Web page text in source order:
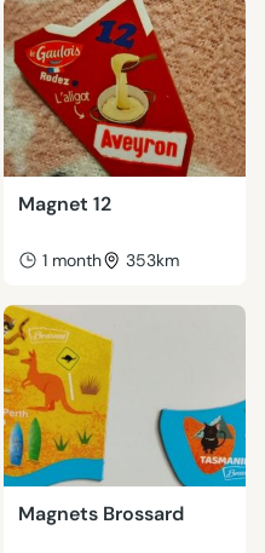
Magnet 12
1 month 353km
Magnets Brossard